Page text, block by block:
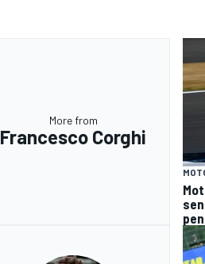
More from
Francesco Corghi